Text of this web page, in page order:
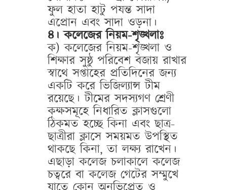
ফুল হাতা হাটু পযন্ত সাদা
এপ্রোন এবং সাদা ওড়না।
৪। কলেজের নিয়ম-শৃঙ্খলাঃ
ক) কলেজের নিয়ম-শৃঙ্খলা ও
শিক্ষার সুষ্ঠু পরিবেশ বজায় রাখার
স্বাথে সপ্তাহের প্রতিদিনের জন্য
একটি করে ভিজিল্যান্স টীম
রয়েছে। টীমের সদস্যগণ শ্রেণী
কক্ষসমূহে নিধারিত ক্লাসগুলো
ঠিকমত হচ্ছে কিনা এবং ছাত্র-
ছাত্রীরা ক্লাসে সময়মত উপস্থিত
থাকছে কিনা, তা লক্ষ্য রাখেন।
এছাড়া কলেজ চলাকালে কলেজ
চত্বরে বা কলেজ গেটের সম্মুখে